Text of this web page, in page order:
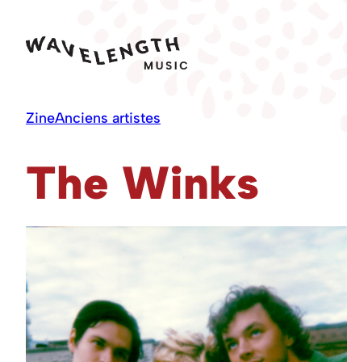
content
ZineAnciens artistes
The Winks